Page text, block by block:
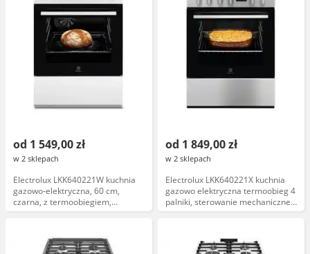
od 1 549,00 zł
w 2 sklepach
Electrolux LKK640221W kuchnia
gazowo-elektryczna, 60 cm,
czarna, z termoobiegiem,
sterowanie mechaniczne
od 1 849,00 zł
w 2 sklepach
Electrolux LKK640221X kuchnia
gazowo elektryczna termoobieg 4
palniki, sterowanie mechaniczne,
inox